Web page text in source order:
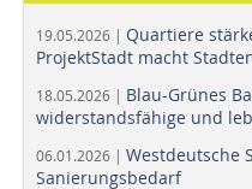
19.05.2026 | Quartiere
ProjektStadt macht
18.05.2026 | Blau-Grünes
widerstandsfähige und
06.01.2026 | Westdeutsche
Sanierungsbedarf